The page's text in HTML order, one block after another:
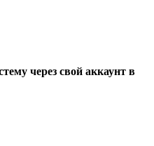
через свой аккаунт в